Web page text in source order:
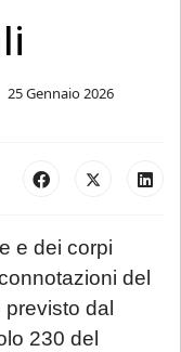
25 Gennaio 2026
e dei corpi
del
dal
230 del